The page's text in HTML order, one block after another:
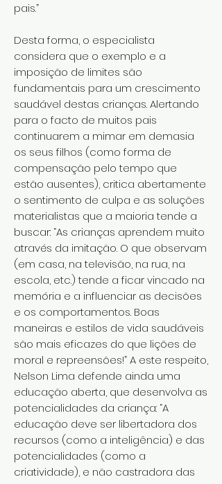
pais.”
Desta forma, o especialista
considera que o exemplo e a
imposição de limites são
fundamentais para um crescimento
saudável destas crianças. Alertando
para o facto de muitos pais
continuarem a mimar em demasia
os seus filhos (como forma de
compensação pelo tempo que
estão ausentes), critica abertamente
o sentimento de culpa e as soluções
materialistas que a maioria tende a
buscar: “As crianças aprendem muito
através da imitação. O que observam
(em casa, na televisão, na rua, na
escola, etc.) tende a ficar vincado na
memória e a influenciar as decisões
e os comportamentos. Boas
maneiras e estilos de vida saudáveis
são mais eficazes do que lições de
moral e repreensões!” A este respeito,
Nelson Lima defende ainda uma
educação aberta, que desenvolva as
potencialidades da criança: “A
educação deve ser libertadora dos
recursos (como a inteligência) e das
potencialidades (como a
criatividade), e não castradora das